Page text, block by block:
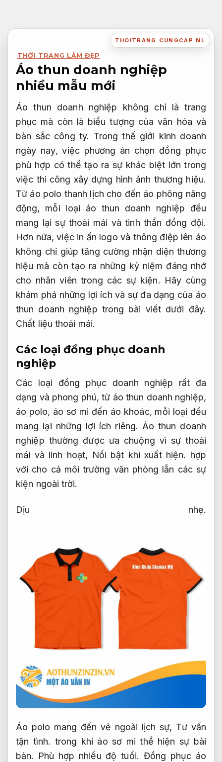
nội
THOITRANG.CUNGCAP.NL
THỜI TRANG LÀM ĐẸP
Áo thun doanh nghiệp
nhiều mẫu mới
Áo thun doanh nghiệp không chỉ là trang
phục mà còn là biểu tượng của văn hóa và
bản sắc công ty. Trong thế giới kinh doanh
ngày nay, việc phương án chọn đồng phục
phù hợp có thể tạo ra sự khác biệt lớn trong
việc thi công xây dựng hình ảnh thương hiệu.
Từ áo polo thanh lịch cho đến áo phông năng
động, mỗi loại áo thun doanh nghiệp đều
mang lại sự thoải mái và tinh thần đồng đội.
Hơn nữa, việc in ấn logo và thông điệp lên áo
không chỉ giúp tăng cường nhận diện thương
hiệu mà còn tạo ra những kỷ niệm đáng nhớ
cho nhân viên trong các sự kiện. Hãy cùng
khám phá những lợi ích và sự đa dạng của áo
thun doanh nghiệp trong bài viết dưới đây.
Chất liệu thoải mái.
Các loại đồng phục doanh
nghiệp
Các loại đồng phục doanh nghiệp rất đa
dạng và phong phú, từ áo thun doanh nghiệp,
áo polo, áo sơ mi đến áo khoác, mỗi loại đều
mang lại những lợi ích riêng. Áo thun doanh
nghiệp thường được ưa chuộng vì sự thoải
mái và linh hoạt, Nổi bật khi xuất hiện. hợp
với cho cả môi trường văn phòng lẫn các sự
kiện ngoài trời.
Dịu nhẹ.
Áo polo mang đến vẻ ngoài lịch sự, Tư vấn
tận tình. trong khi áo sơ mi thể hiện sự bài
bản. Phù hợp nhiều độ tuổi. Đồng phục áo